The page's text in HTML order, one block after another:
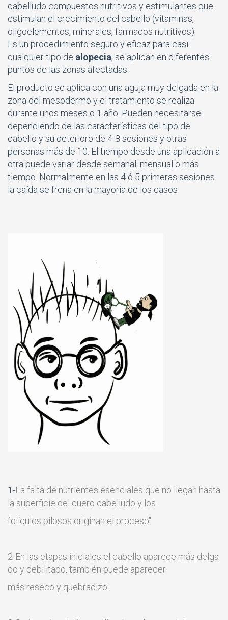
cabelludo compuestos nutritivos y estimulantes que
estimulan el crecimiento del cabello (vitaminas,
oligoelementos, minerales, fármacos nutritivos).
Es un procedimiento seguro y eficaz para casi
cualquier tipo de alopecia, se aplican en diferentes
puntos de las zonas afectadas.
El producto se aplica con una aguja muy delgada en la
zona del mesodermo y el tratamiento se realiza
durante unos meses o 1 año. Pueden necesitarse
dependiendo de las características del tipo de
cabello y su deterioro de 4-8 sesiones y otras
personas más de 10. El tiempo desde una aplicación a
otra puede variar desde semanal, mensual o más
tiempo. Normalmente en las 4 ó 5 primeras sesiones
la caída se frena en la mayoría de los casos
1-La falta de nutrientes esenciales que no llegan hasta
la superficie del cuero cabelludo y los
folículos pilosos originan el proceso''
2-En las etapas iniciales el cabello aparece más delga
do y debilitado, también puede aparecer
más reseco y quebradizo.